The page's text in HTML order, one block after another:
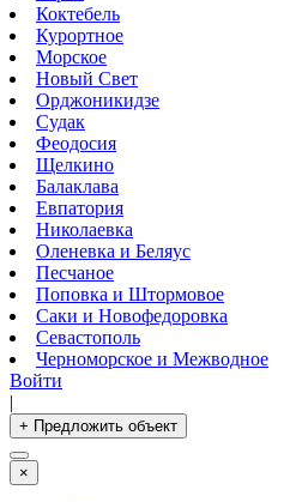
Коктебель
Курортное
Морское
Новый Свет
Орджоникидзе
Судак
Феодосия
Щелкино
Балаклава
Евпатория
Николаевка
Оленевка и Беляус
Песчаное
Поповка и Штормовое
Саки и Новофедоровка
Севастополь
Черноморское и Межводное
Войти
|
+ Предложить объект
×